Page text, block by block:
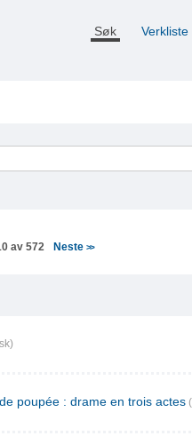
Søk Verkliste
av 572 Neste >>
poupée : drame en trois actes